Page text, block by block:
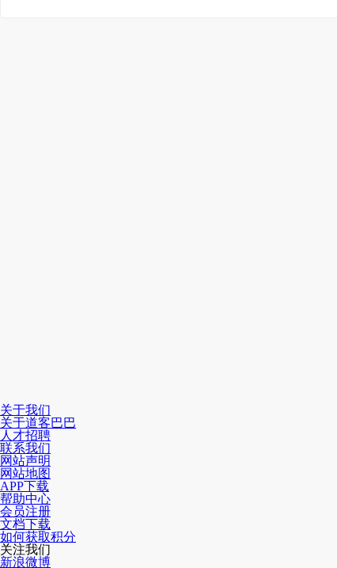
关于我们
关于道客巴巴
人才招聘
联系我们
网站声明
网站地图
APP下载
帮助中心
会员注册
文档下载
如何获取积分
关注我们
新浪微博